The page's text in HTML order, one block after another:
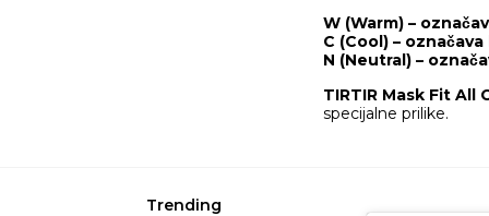
W (Warm) –
C (Cool) –
N (Neutral) –
TIRTIR Mask Fit All
specijalne prilike.
Trending